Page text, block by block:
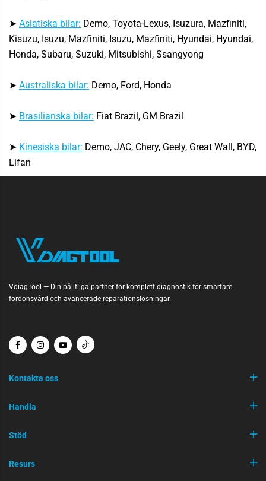
➤ Asiatiska bilar: Demo, Toyota-Lexus, Isuzura, Mazfiniti,
Kisuzu, Isuzu, Mazfiniti, Isuzu, Mazfiniti, Hyundai, Hyundai,
Honda, Subaru, Suzuki, Mitsubishi, Ssangyong
➤ Australiska bilar: Demo, Ford, Honda
➤ Brasilianska bilar: Fiat Brazil, GM Brazil
➤ Kinesiska bilar: Demo, JAC, Chery, Geely, Great Wall, BYD,
Lifan
VdiagTool — Din pålitliga partner för komplett diagnostik för smartare
fordonsvård och avancerade reparationslösningar.
Kontakta oss
Handla
Stöd
Resurs